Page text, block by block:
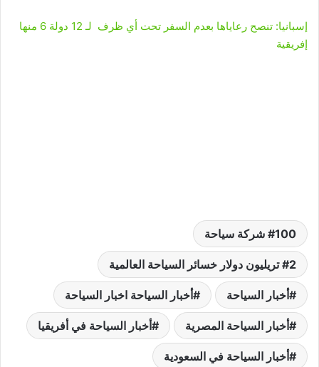
إسبانيا: تنصح رعاياها بعدم السفر تحت أي ظرف لـ 12 دولة 6 منها
إفريقية
100 شركة سياحة
2 تريليون دولار خسائر السياحة العالمية
أخبار السياحة أخبار السياحة اخبار السياحة
أخبار السياحة المصرية أخبار السياحة في أفريقيا
أخبار السياحة في السعودية